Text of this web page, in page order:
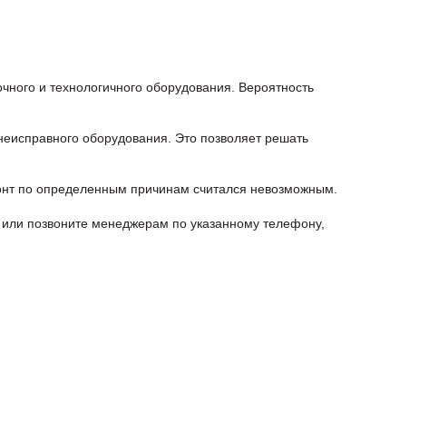
и технологичного оборудования. Вероятность
оборудования. Это позволяет решать
по определенным причинам считался невозможным.
позвоните менеджерам по указанному телефону,